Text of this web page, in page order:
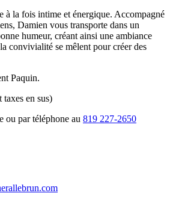
à la fois intime et énergique. Accompagné
Damien vous transporte dans un
humeur, créant ainsi une ambiance
convivialité se mêlent pour créer des
Paquin.
taxes en sus)
ou par téléphone au 819 227-2650